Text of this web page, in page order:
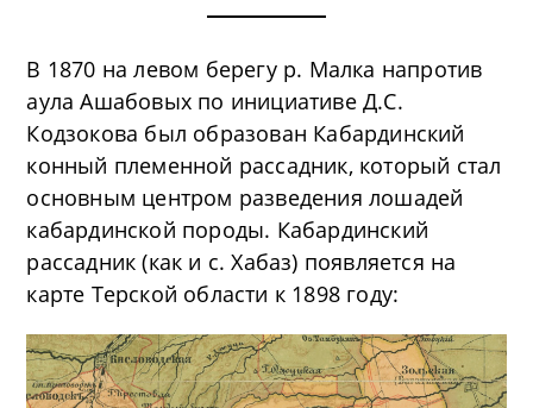
В 1870 на левом берегу р. Малка напротив
аула Ашабовых по инициативе Д.С.
Кодзокова был образован Кабардинский
конный племенной рассадник, который стал
основным центром разведения лошадей
кабардинской породы. Кабардинский
рассадник (как и с. Хабаз) появляется на
карте Терской области к 1898 году: